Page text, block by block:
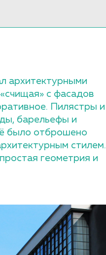
архитектурными
с фасадов
Пилястры и
барельефы и
было отброшено
стилем.
геометрия и